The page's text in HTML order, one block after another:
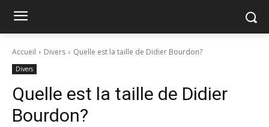
Accueil Divers Quelle est la taille de Didier Bourdon?
Divers
Quelle est la taille de Didier
Bourdon?